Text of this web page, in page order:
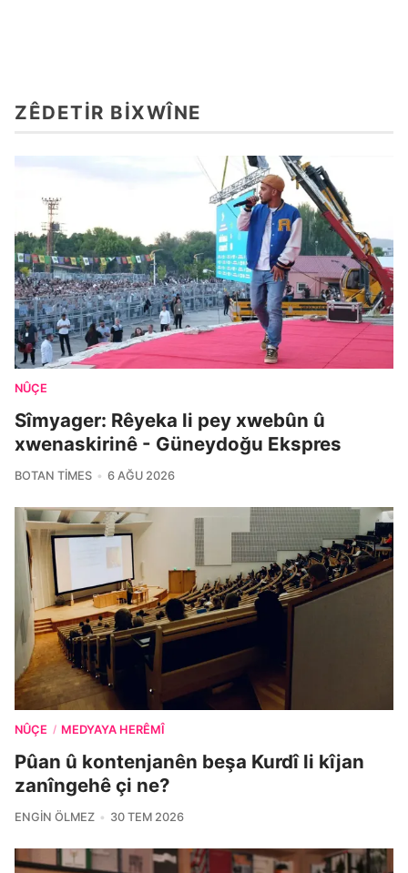
ZÊDETIR BIXWÎNE
NÛÇE
Sîmyager: Rêyeka li pey xwebûn û
xwenaskirinê - Güneydoğu Ekspres
BOTAN TIMES 6 AĞU 2026
NÛÇE / MEDYAYA HERÊMÎ
Pûan û kontenjanên beşa Kurdî li kîjan
zanîngehê çi ne?
ENGIN ÖLMEZ 30 TEM 2026